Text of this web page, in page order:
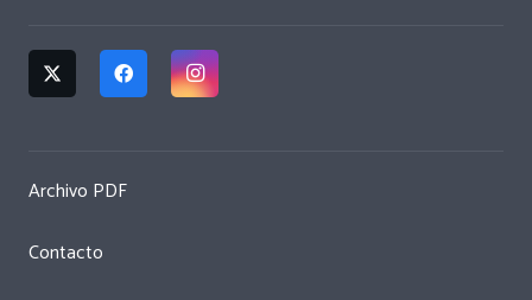
Archivo PDF
Contacto